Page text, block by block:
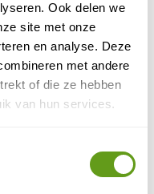
Ook delen we
site met onze
en analyse. Deze
met andere
of die ze hebben
van hun services.
doet vermoeden is
IJsland. De
de grootste
liggen tal van